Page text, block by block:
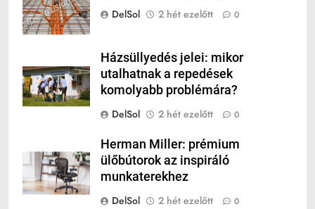
DelSol
2 hét ezelőtt 0
Házsüllyedés jelei: mikor
utalhatnak a repedések
komolyabb problémára?
DelSol
2 hét ezelőtt 0
Herman Miller: prémium
ülőbútorok az inspiráló
munkaterekhez
DelSol
2 hét ezelőtt 0